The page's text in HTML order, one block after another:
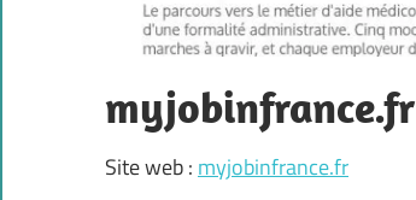
myjobinfrance.fr
Site web : myjobinfrance.fr